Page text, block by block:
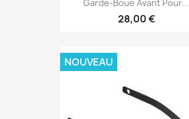
Garde-Boue Avant Pour...
28,00 €
NOUVEAU